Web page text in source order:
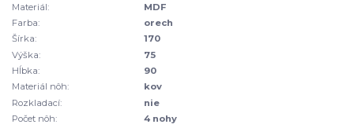
Materiál:
MDF
Farba:
orech
Šírka:
170
Výška:
75
Hĺbka:
90
Materiál nôh:
kov
Rozkladací:
nie
Počet nôh:
4 nohy